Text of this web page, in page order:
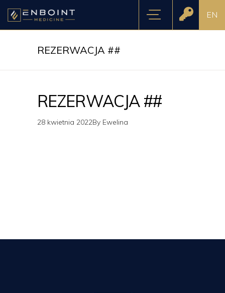
EN
REZERWACJA ##
REZERWACJA ##
28 kwietnia 2022By Ewelina